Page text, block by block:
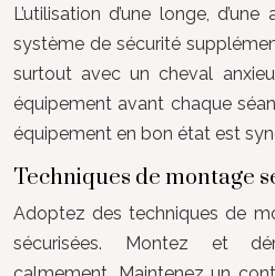
L’utilisation d’une longe,
système de sécurité
surtout avec un cheval
équipement avant chaque
équipement en bon état est
Techniques de montage
Adoptez des techniques de
sécurisées. Montez et